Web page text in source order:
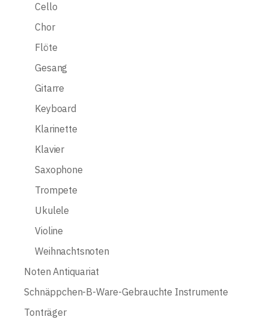
Cello
Chor
Flöte
Gesang
Gitarre
Keyboard
Klarinette
Klavier
Saxophone
Trompete
Ukulele
Violine
Weihnachtsnoten
Noten Antiquariat
Schnäppchen-B-Ware-Gebrauchte Instrumente
Tonträger